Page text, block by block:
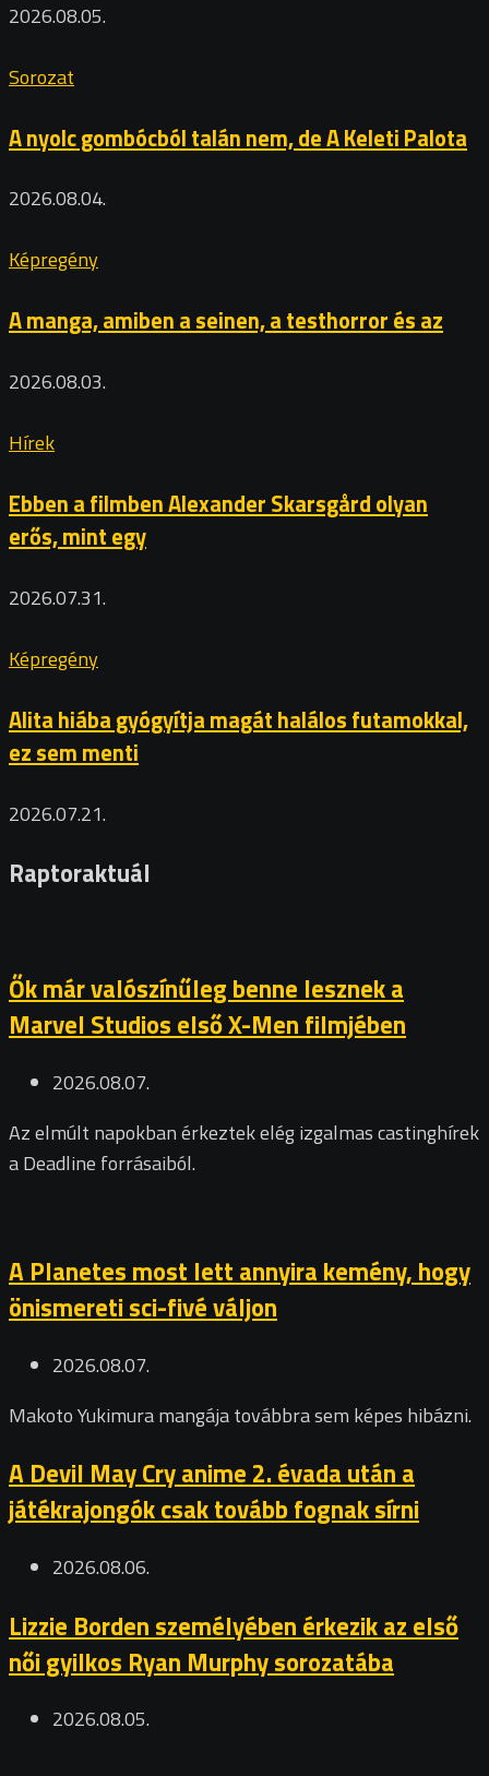
2026.08.05.
Sorozat
A nyolc gombócból talán nem, de A Keleti Palota
2026.08.04.
Képregény
A manga, amiben a seinen, a testhorror és az
2026.08.03.
Hírek
Ebben a filmben Alexander Skarsgård olyan
erős, mint egy
2026.07.31.
Képregény
Alita hiába gyógyítja magát halálos futamokkal,
ez sem menti
2026.07.21.
Raptoraktuál
Ők már valószínűleg benne lesznek a
Marvel Studios első X-Men filmjében
2026.08.07.
Az elmúlt napokban érkeztek elég izgalmas castinghírek
a Deadline forrásaiból.
A Planetes most lett annyira kemény, hogy
önismereti sci-fivé váljon
2026.08.07.
Makoto Yukimura mangája továbbra sem képes hibázni.
A Devil May Cry anime 2. évada után a
játékrajongók csak tovább fognak sírni
2026.08.06.
Lizzie Borden személyében érkezik az első
női gyilkos Ryan Murphy sorozatába
2026.08.05.